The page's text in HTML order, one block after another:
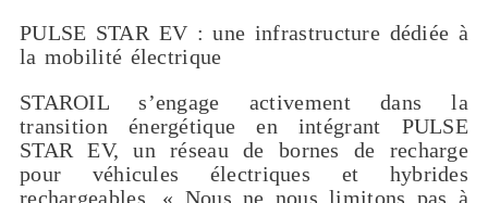
PULSE STAR EV : une infrastructure dédiée à
la mobilité électrique
STAROIL s’engage activement dans la
transition énergétique en intégrant PULSE
STAR EV, un réseau de bornes de recharge
pour véhicules électriques et hybrides
rechargeables. « Nous ne nous limitons pas à